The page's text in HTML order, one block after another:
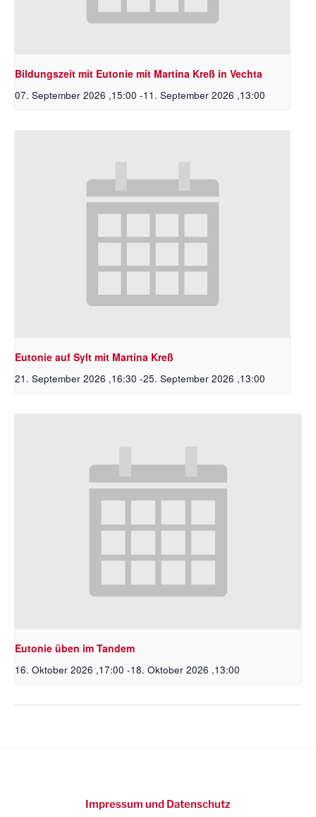
Bildungszeit mit Eutonie mit Martina Kreß in Vechta
07. September 2026 ,15:00 -11. September 2026 ,13:00
Eutonie auf Sylt mit Martina Kreß
21. September 2026 ,16:30 -25. September 2026 ,13:00
Eutonie üben im Tandem
16. Oktober 2026 ,17:00 -18. Oktober 2026 ,13:00
Impressum und Datenschutz